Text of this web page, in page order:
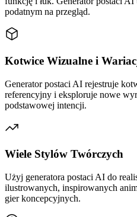
podatnym na przegląd.
Kotwice Wizualne i
Generator postaci AI rejestruje
referencyjny i eksploruje nowe
podstawowej intencji.
Wiele Stylów Twórczych
Użyj generatora postaci AI do
ilustrowanych, inspirowanych
gier koncepcyjnych.